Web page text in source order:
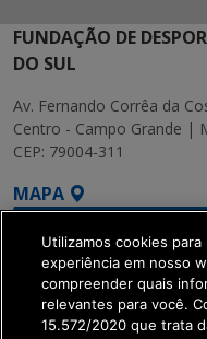
FUNDAÇÃO DE
DO SUL
Av. Fernando Corrêa da
Centro - Campo Grande |
CEP: 79004-311
MAPA
SETDIG | Secretaria-
Utilizamos cookies
experiência em nosso
compreender quais
relevantes para você.
15.572/2020 que trata